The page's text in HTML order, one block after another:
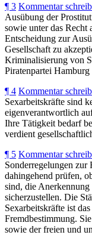
¶ 3 Kommentar
Ausübung der
sowie unter das Recht
Entscheidung zur
Gesellschaft zu
Kriminalisierung von
Piratenpartei Hamburg
¶ 4 Kommentar
Sexarbeitskräfte sind
eigenverantwortlich
Ihre Tätigkeit bedarf
verdient
¶ 5 Kommentar
Sonderregelungen zur
dahingehend prüfen,
sind, die
sicherzustellen. Die
Sexarbeitskräfte ist
Fremdbestimmung.
sowie der freien und